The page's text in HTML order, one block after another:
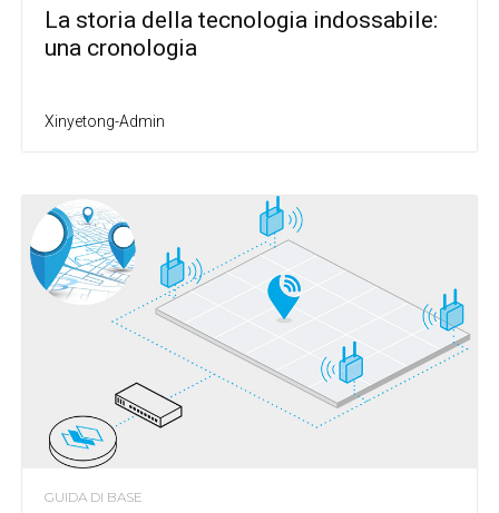
La storia della tecnologia indossabile:
una cronologia
Xinyetong-Admin
GUIDA DI BASE